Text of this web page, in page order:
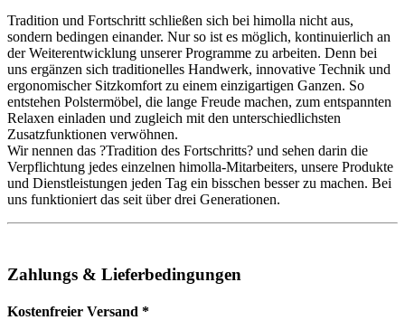
Tradition und Fortschritt schließen sich bei himolla nicht aus,
sondern bedingen einander. Nur so ist es möglich, kontinuierlich an
der Weiterentwicklung unserer Programme zu arbeiten. Denn bei
uns ergänzen sich traditionelles Handwerk, innovative Technik und
ergonomischer Sitzkomfort zu einem einzigartigen Ganzen. So
entstehen Polstermöbel, die lange Freude machen, zum entspannten
Relaxen einladen und zugleich mit den unterschiedlichsten
Zusatzfunktionen verwöhnen.
Wir nennen das ?Tradition des Fortschritts? und sehen darin die
Verpflichtung jedes einzelnen himolla-Mitarbeiters, unsere Produkte
und Dienstleistungen jeden Tag ein bisschen besser zu machen. Bei
uns funktioniert das seit über drei Generationen.
Zahlungs & Lieferbedingungen
Kostenfreier Versand *